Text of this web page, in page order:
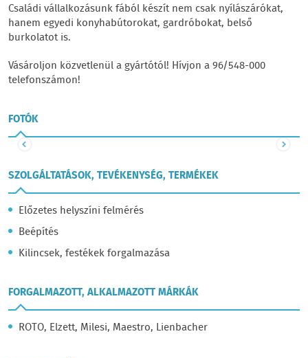
Családi vállalkozásunk fából készít nem csak nyílászárókat,
hanem egyedi konyhabútorokat, gardróbokat, belső
burkolatot is.
Vásároljon közvetlenül a gyártótól! Hívjon a 96/548-000
telefonszámon!
FOTÓK
SZOLGÁLTATÁSOK, TEVÉKENYSÉG, TERMÉKEK
Előzetes helyszíni felmérés
Beépítés
Kilincsek, festékek forgalmazása
FORGALMAZOTT, ALKALMAZOTT MÁRKÁK
ROTO, Elzett, Milesi, Maestro, Lienbacher